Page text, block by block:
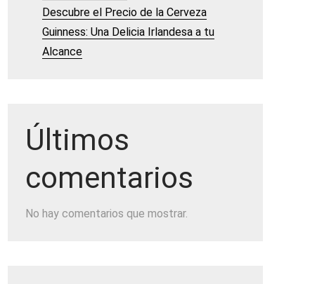
Descubre el Precio de la Cerveza
Guinness: Una Delicia Irlandesa a tu
Alcance
Últimos
comentarios
No hay comentarios que mostrar.